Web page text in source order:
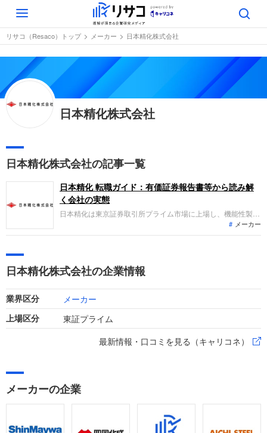
Toggle
navigation
リサコ（Resaco）トップ メーカー 日本精化株式会社
日本精化株式会社
日本精化株式会社の記事一覧
日本精化 転職ガイド：有価証券報告書等から読み解
く会社の実態
日本精化は東京証券取引所プライム市場に上場し、機能性製品
および環境衛生製品の製造販売を主力事業として展開していま
す。直近の業績トレンドでは、一部事業での販売減少により売
盤と収益力を維持しています。
メーカー
日本精化株式会社の企業情報
業界区分 メーカー
上場区分
東証プライム
最新情報・口コミを見る（キャリコネ）
メーカーの企業